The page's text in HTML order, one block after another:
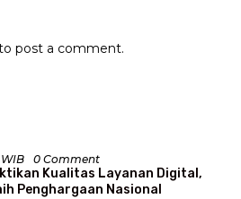
post a comment.
WIB 0 Comment
Kualitas Layanan Digital,
Penghargaan Nasional